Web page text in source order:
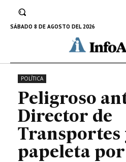
SÁBADO 8 DE AGOSTO DEL 2026
por adelantar de
a otro
12 DE ABRIL DE
POLÍTICA
Peligroso
Director de
Transportes
papeleta